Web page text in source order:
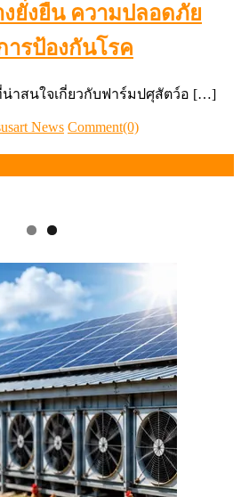
ยั่งยืน ความปลอดภัย
รป้องกันโรค
น่าสนใจเกี่ยวกับฟาร์มปศุสัตว์อ […]
News Comment(0)